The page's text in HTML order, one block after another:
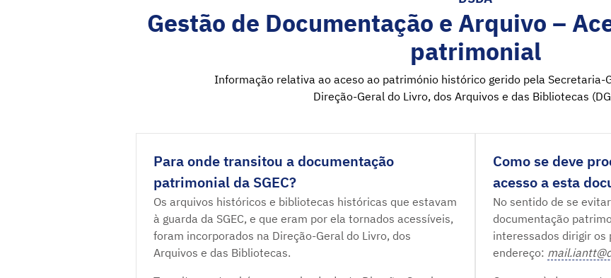
Gestão de Documentação e Arquivo –
patrimonial
Informação relativa ao aceso ao património histórico gerido pela Secretaria-
Direção-Geral do Livro, dos Arquivos e das Bibliotecas
Para onde transitou a documentação
patrimonial da SGEC?
Os arquivos históricos e bibliotecas históricas que estavam
à guarda da SGEC, e que eram por ela tornados acessíveis,
foram incorporados na Direção-Geral do Livro, dos
Arquivos e das Bibliotecas.
Como se deve
acesso a esta
No sentido de se
documentação
interessados dirigir os
endereço: